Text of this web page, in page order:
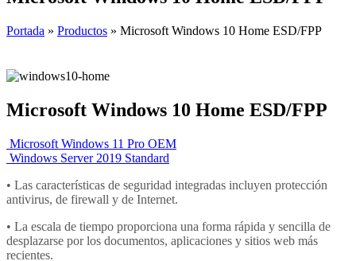
Portada » Productos » Microsoft Windows 10 Home ESD/FPP
Microsoft Windows 10 Home ESD/FPP
Microsoft Windows 11 Pro OEM
Windows Server 2019 Standard
• Las características de seguridad integradas incluyen protección
antivirus, de firewall y de Internet.
• La escala de tiempo proporciona una forma rápida y sencilla de
desplazarse por los documentos, aplicaciones y sitios web más
recientes.